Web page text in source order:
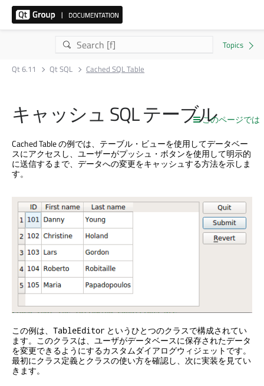
Qt 6.11 Qt SQL Cached SQL Table
このページでは
キャッシュ SQL テーブル
Cached Table の例では、テーブル・ビューを使用してデータベー
スにアクセスし、ユーザーがプッシュ・ボタンを使用して明示的
に送信するまで、データへの変更をキャッシュする方法を示しま
す。
この例は、 TableEditor というひとつのクラスで構成されてい
ます。このクラスは、ユーザがデータベースに保存されたデータ
を変更できるようにするカスタムダイアログウィジェットです。
最初にクラス定義とクラスの使い方を確認し、次に実装を見てい
きます。